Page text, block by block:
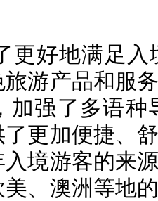
更好地满足
游产品和服
加强了多语
更加便捷、
境游客的来
、澳洲等地